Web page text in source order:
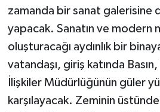
zamanda bir sanat galerisine
yapacak. Sanatın ve modern
oluşturacağı aydınlık bir
vatandaşı, giriş katında Basın,
İlişkiler Müdürlüğünün güler
karşılayacak. Zeminin